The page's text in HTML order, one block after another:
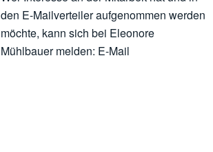
den E-Mailverteiler aufgenommen werden
möchte, kann sich bei Eleonore
Mühlbauer melden: E-Mail